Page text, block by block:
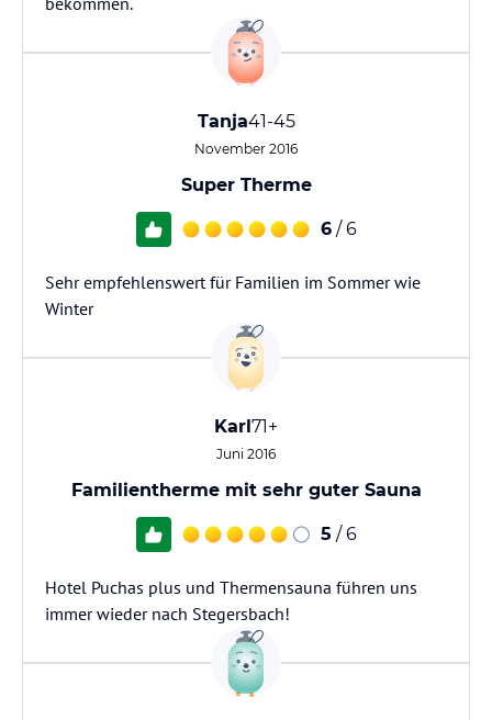
Tanja41-45
November 2016
Super Therme
6 / 6
Sehr empfehlenswert für Familien im Sommer wie
Winter
Karl71+
Juni 2016
Familientherme mit sehr guter Sauna
5 / 6
Hotel Puchas plus und Thermensauna führen uns
immer wieder nach Stegersbach!